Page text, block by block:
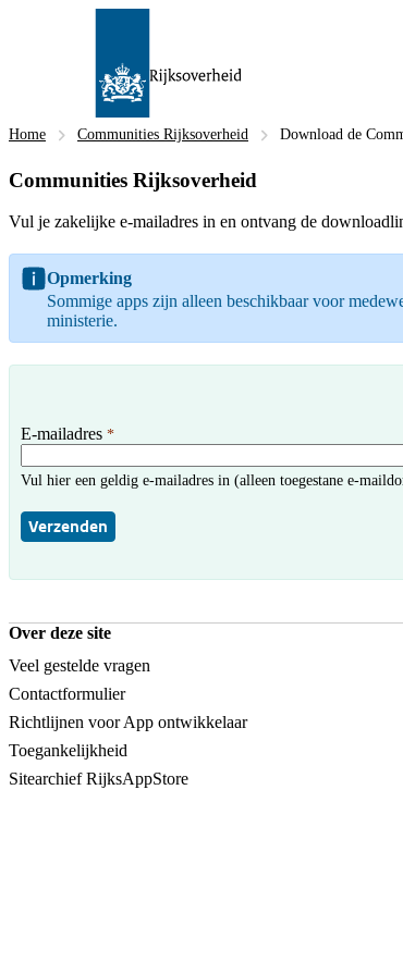
Home Communities Rijksoverheid Download de
Communities Rijksoverheid
Vul je zakelijke e-mailadres in en ontvang de
Opmerking
Sommige apps zijn alleen beschikbaar voor
ministerie.
E-mailadres *
Vul hier een geldig e-mailadres in (alleen toegestane e-
Verzenden
Over deze site
Veel gestelde vragen
Contactformulier
Richtlijnen voor App ontwikkelaar
Toegankelijkheid
Sitearchief RijksAppStore